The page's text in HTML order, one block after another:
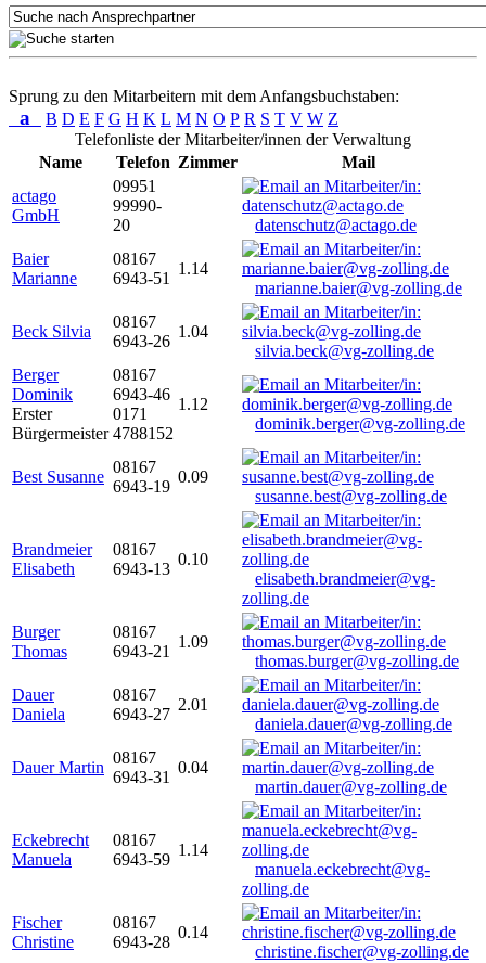
Sprung zu den Mitarbeitern mit dem Anfangsbuchstaben:
a B D E F G H K L M N O P R S T V W Z
Telefonliste der Mitarbeiter/innen der Verwaltung
Name
Telefon Zimmer
Mail
actago
GmbH
09951
99990-
20
datenschutz@actago.de
Baier
Marianne
08167
6943-51
1.14
marianne.baier@vg-zolling.de
Beck Silvia
08167
6943-26
1.04
silvia.beck@vg-zolling.de
Berger
Dominik
Erster
Bürgermeister
08167
6943-46
0171
4788152
1.12
dominik.berger@vg-zolling.de
Best Susanne
08167
6943-19
0.09
susanne.best@vg-zolling.de
Brandmeier
Elisabeth
08167
6943-13
0.10
elisabeth.brandmeier@vg-
zolling.de
Burger
Thomas
08167
6943-21
1.09
thomas.burger@vg-zolling.de
Dauer
Daniela
08167
6943-27
2.01
daniela.dauer@vg-zolling.de
Dauer Martin
08167
6943-31
0.04
martin.dauer@vg-zolling.de
Eckebrecht
Manuela
08167
6943-59
1.14
manuela.eckebrecht@vg-
zolling.de
Fischer
Christine
08167
6943-28
0.14
christine.fischer@vg-zolling.de